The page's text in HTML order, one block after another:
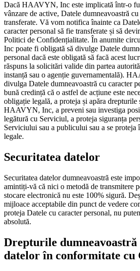
Dacă HAAVYN, Inc este implicată într-o
vânzare de active, Datele dumneavoastră
transferate. Vă vom notifica înainte ca
caracter personal să fie transferate și să
Politici de Confidențialitate. În anumite
Inc poate fi obligată să divulge Datele
personal dacă este obligată să facă acest
răspuns la solicitări valide din partea
instanță sau o agenție guvernamentală).
divulga Datele dumneavoastră cu caracter
bună credință că o astfel de acțiune este
obligație legală, a proteja și apăra drepturile
HAAVYN, Inc, a preveni sau investiga
legătură cu Serviciul, a proteja siguranța
Serviciului sau a publicului sau a se proteja
legale.
Securitatea datelor
Securitatea datelor dumneavoastră este
amintiți-vă că nici o metodă de transmitere
stocare electronică nu este 100% sigură.
mijloace acceptabile din punct de vedere
proteja Datele cu caracter personal, nu
absolută.
Drepturile dumneavoastră
datelor în conformitate cu